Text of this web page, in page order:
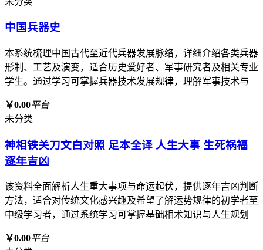
中国兵器史
本系统梳理中国古代至近代兵器发展脉络，详细介绍各类兵器
形制、工艺及演变，适合历史爱好者、军事研究者及相关专业
学生。通过学习可掌握兵器技术发展规律，理解军事技术与
￥0.00平台
未分类
神相铁关刀文白对照 足本全译 人生大事 生死祸福
逐年吉凶
该资料全面解析人生重大事项与命运起伏，提供逐年吉凶判断
方法，适合对传统文化感兴趣及希望了解运势规律的初学者至
中级学习者，通过系统学习可掌握基础相术知识与人生规划
￥0.00平台